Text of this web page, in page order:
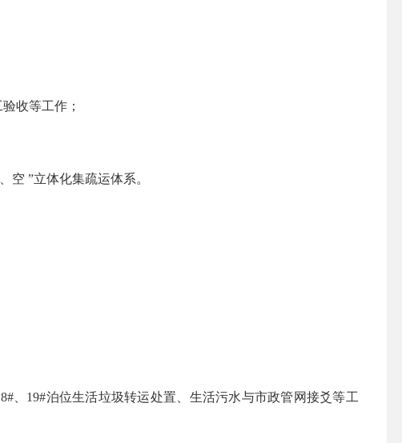
收等工作；
”立体化集疏运体系。
19#泊位生活垃圾转运处置、生活污水与市政管网接爻等工